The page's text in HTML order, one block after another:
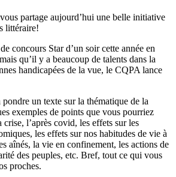
partage aujourd’hui une belle initiative
littéraire!
concours Star d’un soir cette année en
qu’il y a beaucoup de talents dans la
handicapées de la vue, le CQPA lance
un texte sur la thématique de la
exemples de points que vous pourriez
l’après covid, les effets sur les
les effets sur nos habitudes de vie à
aînés, la vie en confinement, les actions de
des peuples, etc. Bref, tout ce qui vous
proches.